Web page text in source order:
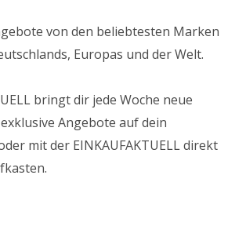
von den beliebtesten Marken
Europas und der Welt.
bringt dir jede Woche neue
Angebote auf dein
mit der EINKAUFAKTUELL direkt